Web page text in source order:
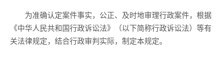
为准确认定案件事实，公正、及时地审理行政案件，根据
《中华人民共和国行政诉讼法》（以下简称行政诉讼法）等有
关法律规定，结合行政审判实际，制定本规定。